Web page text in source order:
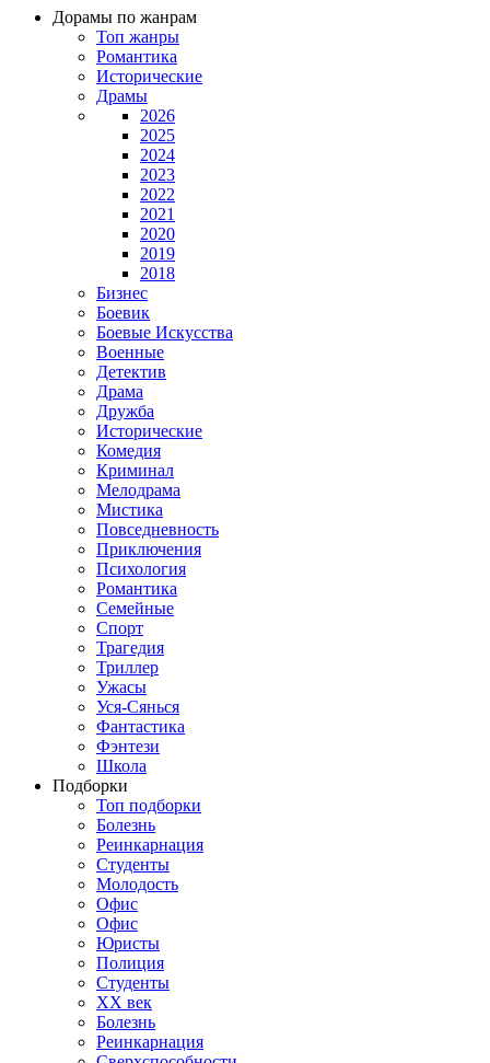
Дорамы по жанрам
Топ жанры
Романтика
Исторические
Драмы
2026
2025
2024
2023
2022
2021
2020
2019
2018
Бизнес
Боевик
Боевые Искусства
Военные
Детектив
Драма
Дружба
Исторические
Комедия
Криминал
Мелодрама
Мистика
Повседневность
Приключения
Психология
Романтика
Семейные
Спорт
Трагедия
Триллер
Ужасы
Уся-Сянься
Фантастика
Фэнтези
Школа
Подборки
Топ подборки
Болезнь
Реинкарнация
Студенты
Молодость
Офис
Офис
Юристы
Полиция
Студенты
ХХ век
Болезнь
Реинкарнация